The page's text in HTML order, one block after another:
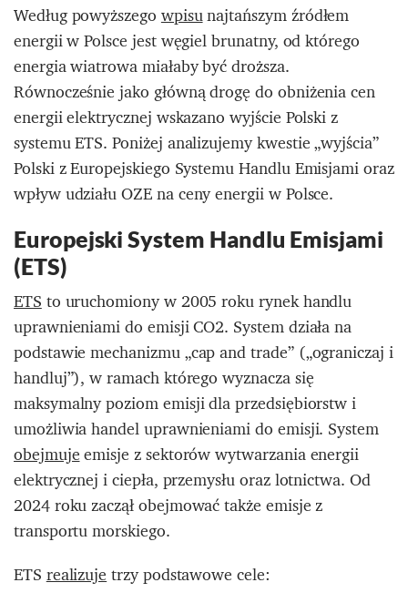
Według powyższegowpisunajtańszym źródłem
energii w Polsce jest węgiel brunatny, od którego
energia wiatrowa miałaby być droższa.
Równocześnie jako główną drogę do obniżenia cen
energii elektrycznej wskazano wyjście Polski z
systemu ETS. Poniżej analizujemy kwestie „wyjścia”
Polski z Europejskiego Systemu Handlu Emisjami oraz
wpływ udziału OZE na ceny energii w Polsce.
Europejski System Handlu Emisjami
(ETS)
ETSto uruchomiony w 2005 roku rynek handlu
uprawnieniami do emisji CO2. System działa na
podstawie mechanizmu „cap and trade” („ograniczaj i
handluj”), w ramach którego wyznacza się
maksymalny poziom emisji dla przedsiębiorstw i
umożliwia handel uprawnieniami do emisji. System
obejmujeemisje z sektorów wytwarzania energii
elektrycznej i ciepła, przemysłu oraz lotnictwa. Od
2024 roku zaczął obejmować także emisje z
transportu morskiego.
ETSrealizujetrzy podstawowe cele: